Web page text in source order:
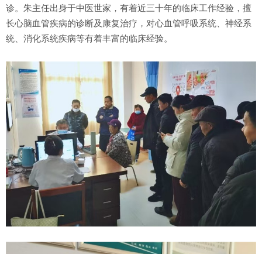
诊。朱主任出身于中医世家，有着近三十年的临床工作经验，擅
长心脑血管疾病的诊断及康复治疗，对心血管呼吸系统、神经系
统、消化系统疾病等有着丰富的临床经验。